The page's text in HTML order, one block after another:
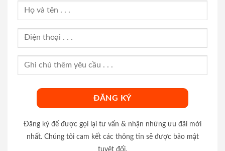
Đăng ký để được gọi lại tư vấn & nhận những ưu đãi mới
nhất. Chúng tôi cam kết các thông tin sẽ được bảo mật
tuyệt đối.